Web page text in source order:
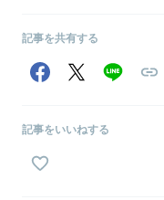
記事を共有する
記事をいいねする